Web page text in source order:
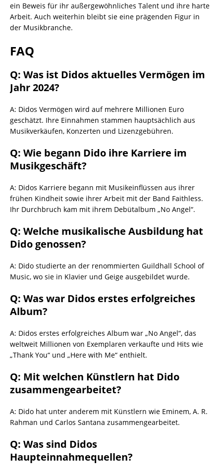
ein Beweis für ihr außergewöhnliches Talent und ihre harte
Arbeit. Auch weiterhin bleibt sie eine prägenden Figur in
der Musikbranche.
FAQ
Q: Was ist Didos aktuelles Vermögen im
Jahr 2024?
A: Didos Vermögen wird auf mehrere Millionen Euro
geschätzt. Ihre Einnahmen stammen hauptsächlich aus
Musikverkäufen, Konzerten und Lizenzgebühren.
Q: Wie begann Dido ihre Karriere im
Musikgeschäft?
A: Didos Karriere begann mit Musikeinflüssen aus ihrer
frühen Kindheit sowie ihrer Arbeit mit der Band Faithless.
Ihr Durchbruch kam mit ihrem Debütalbum „No Angel“.
Q: Welche musikalische Ausbildung hat
Dido genossen?
A: Dido studierte an der renommierten Guildhall School of
Music, wo sie in Klavier und Geige ausgebildet wurde.
Q: Was war Didos erstes erfolgreiches
Album?
A: Didos erstes erfolgreiches Album war „No Angel“, das
weltweit Millionen von Exemplaren verkaufte und Hits wie
„Thank You“ und „Here with Me“ enthielt.
Q: Mit welchen Künstlern hat Dido
zusammengearbeitet?
A: Dido hat unter anderem mit Künstlern wie Eminem, A. R.
Rahman und Carlos Santana zusammengearbeitet.
Q: Was sind Didos
Haupteinnahmequellen?